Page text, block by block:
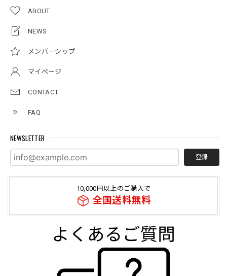
ABOUT
NEWS
メンバーシップ
マイページ
CONTACT
FAQ
NEWSLETTER
登録
10,000円以上のご購入で
全国送料無料